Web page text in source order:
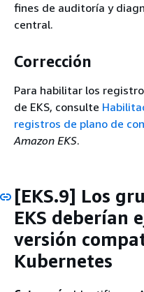
fines de auditoría y
central.
Corrección
Para habilitar los
de EKS, consulte
registros de plano de
Amazon EKS.
[EKS.9] Los
EKS deberían
versión
Kubernetes